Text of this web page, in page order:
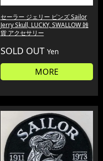
セーラー ジェリー ピンズ Sailor
Jerry Skull, LUCKY, SWALLOW 雑
貨 アクセサリー
SOLD OUT Yen
MORE